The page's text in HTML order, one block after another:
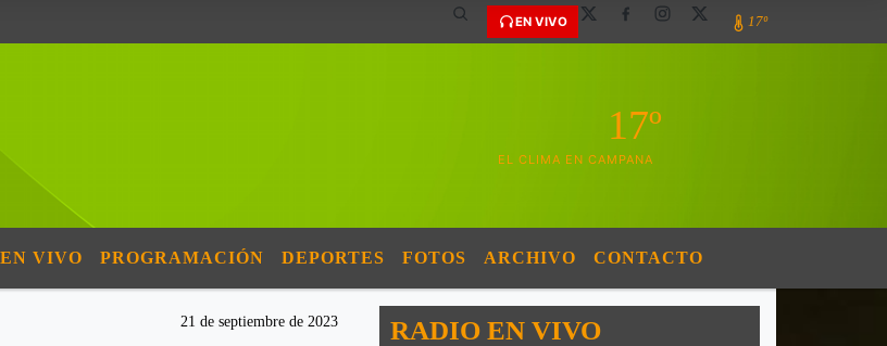
EN VIVO 17º
17º
EL CLIMA EN CAMPANA
VIVO PROGRAMACIÓN DEPORTES FOTOS ARCHIVO CONTACTO
21 de septiembre de 2023 RADIO EN VIVO